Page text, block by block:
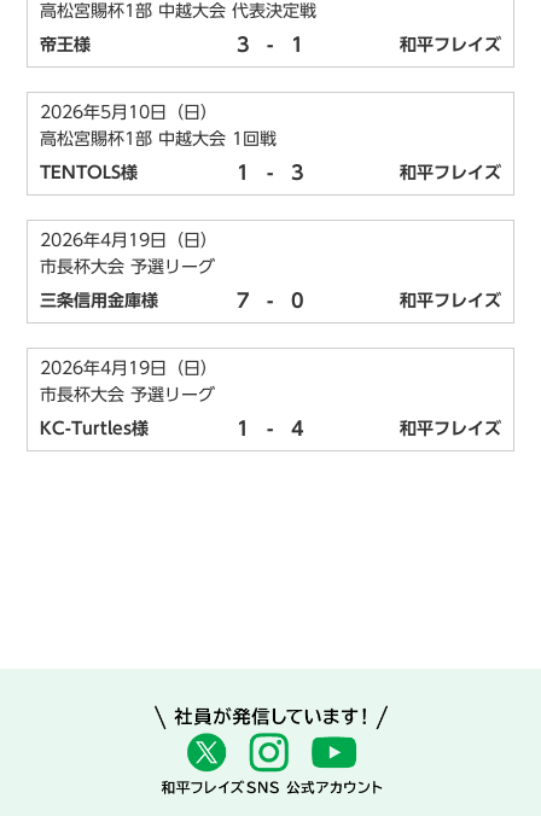
高松宮賜杯1部 中越大会 代表決定戦
帝王様 3 - 1 和平フレイズ
2026年5月10日（日）
高松宮賜杯1部 中越大会 1回戦
TENTOLS様 1 - 3 和平フレイズ
2026年4月19日（日）
市長杯大会 予選リーグ
三条信用金庫様 7 - 0 和平フレイズ
2026年4月19日（日）
市長杯大会 予選リーグ
KC-Turtles様 1 - 4 和平フレイズ